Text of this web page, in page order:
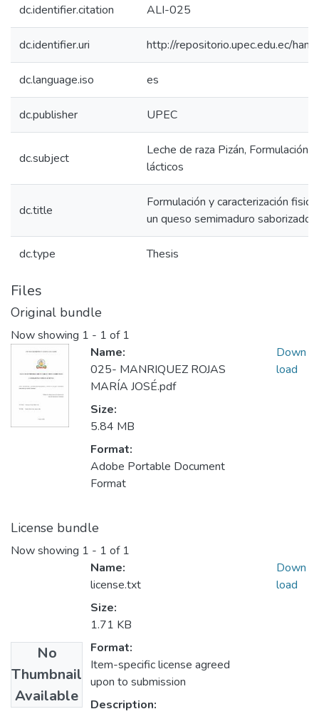
dc.identifier.citation ALI-025
dc.identifier.uri http://repositorio.upec.edu.ec/
dc.language.iso es
dc.publisher UPEC
dc.subject
Leche de raza Pizán, Formulación,
lácticos
dc.title
Formulación y caracterización
un queso semimaduro saborizado
dc.type Thesis
Files
Original bundle
Now showing 1 - 1 of 1
Name:
025- MANRIQUEZ ROJAS
MARÍA JOSÉ.pdf
Size:
5.84 MB
Format:
Adobe Portable Document
Format
Down
load
License bundle
Now showing 1 - 1 of 1
No
Thumbnail
Available
Name:
license.txt
Size:
1.71 KB
Format:
Item-specific license agreed
upon to submission
Description:
Down
load